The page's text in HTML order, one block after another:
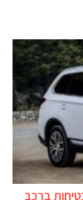
ברכב